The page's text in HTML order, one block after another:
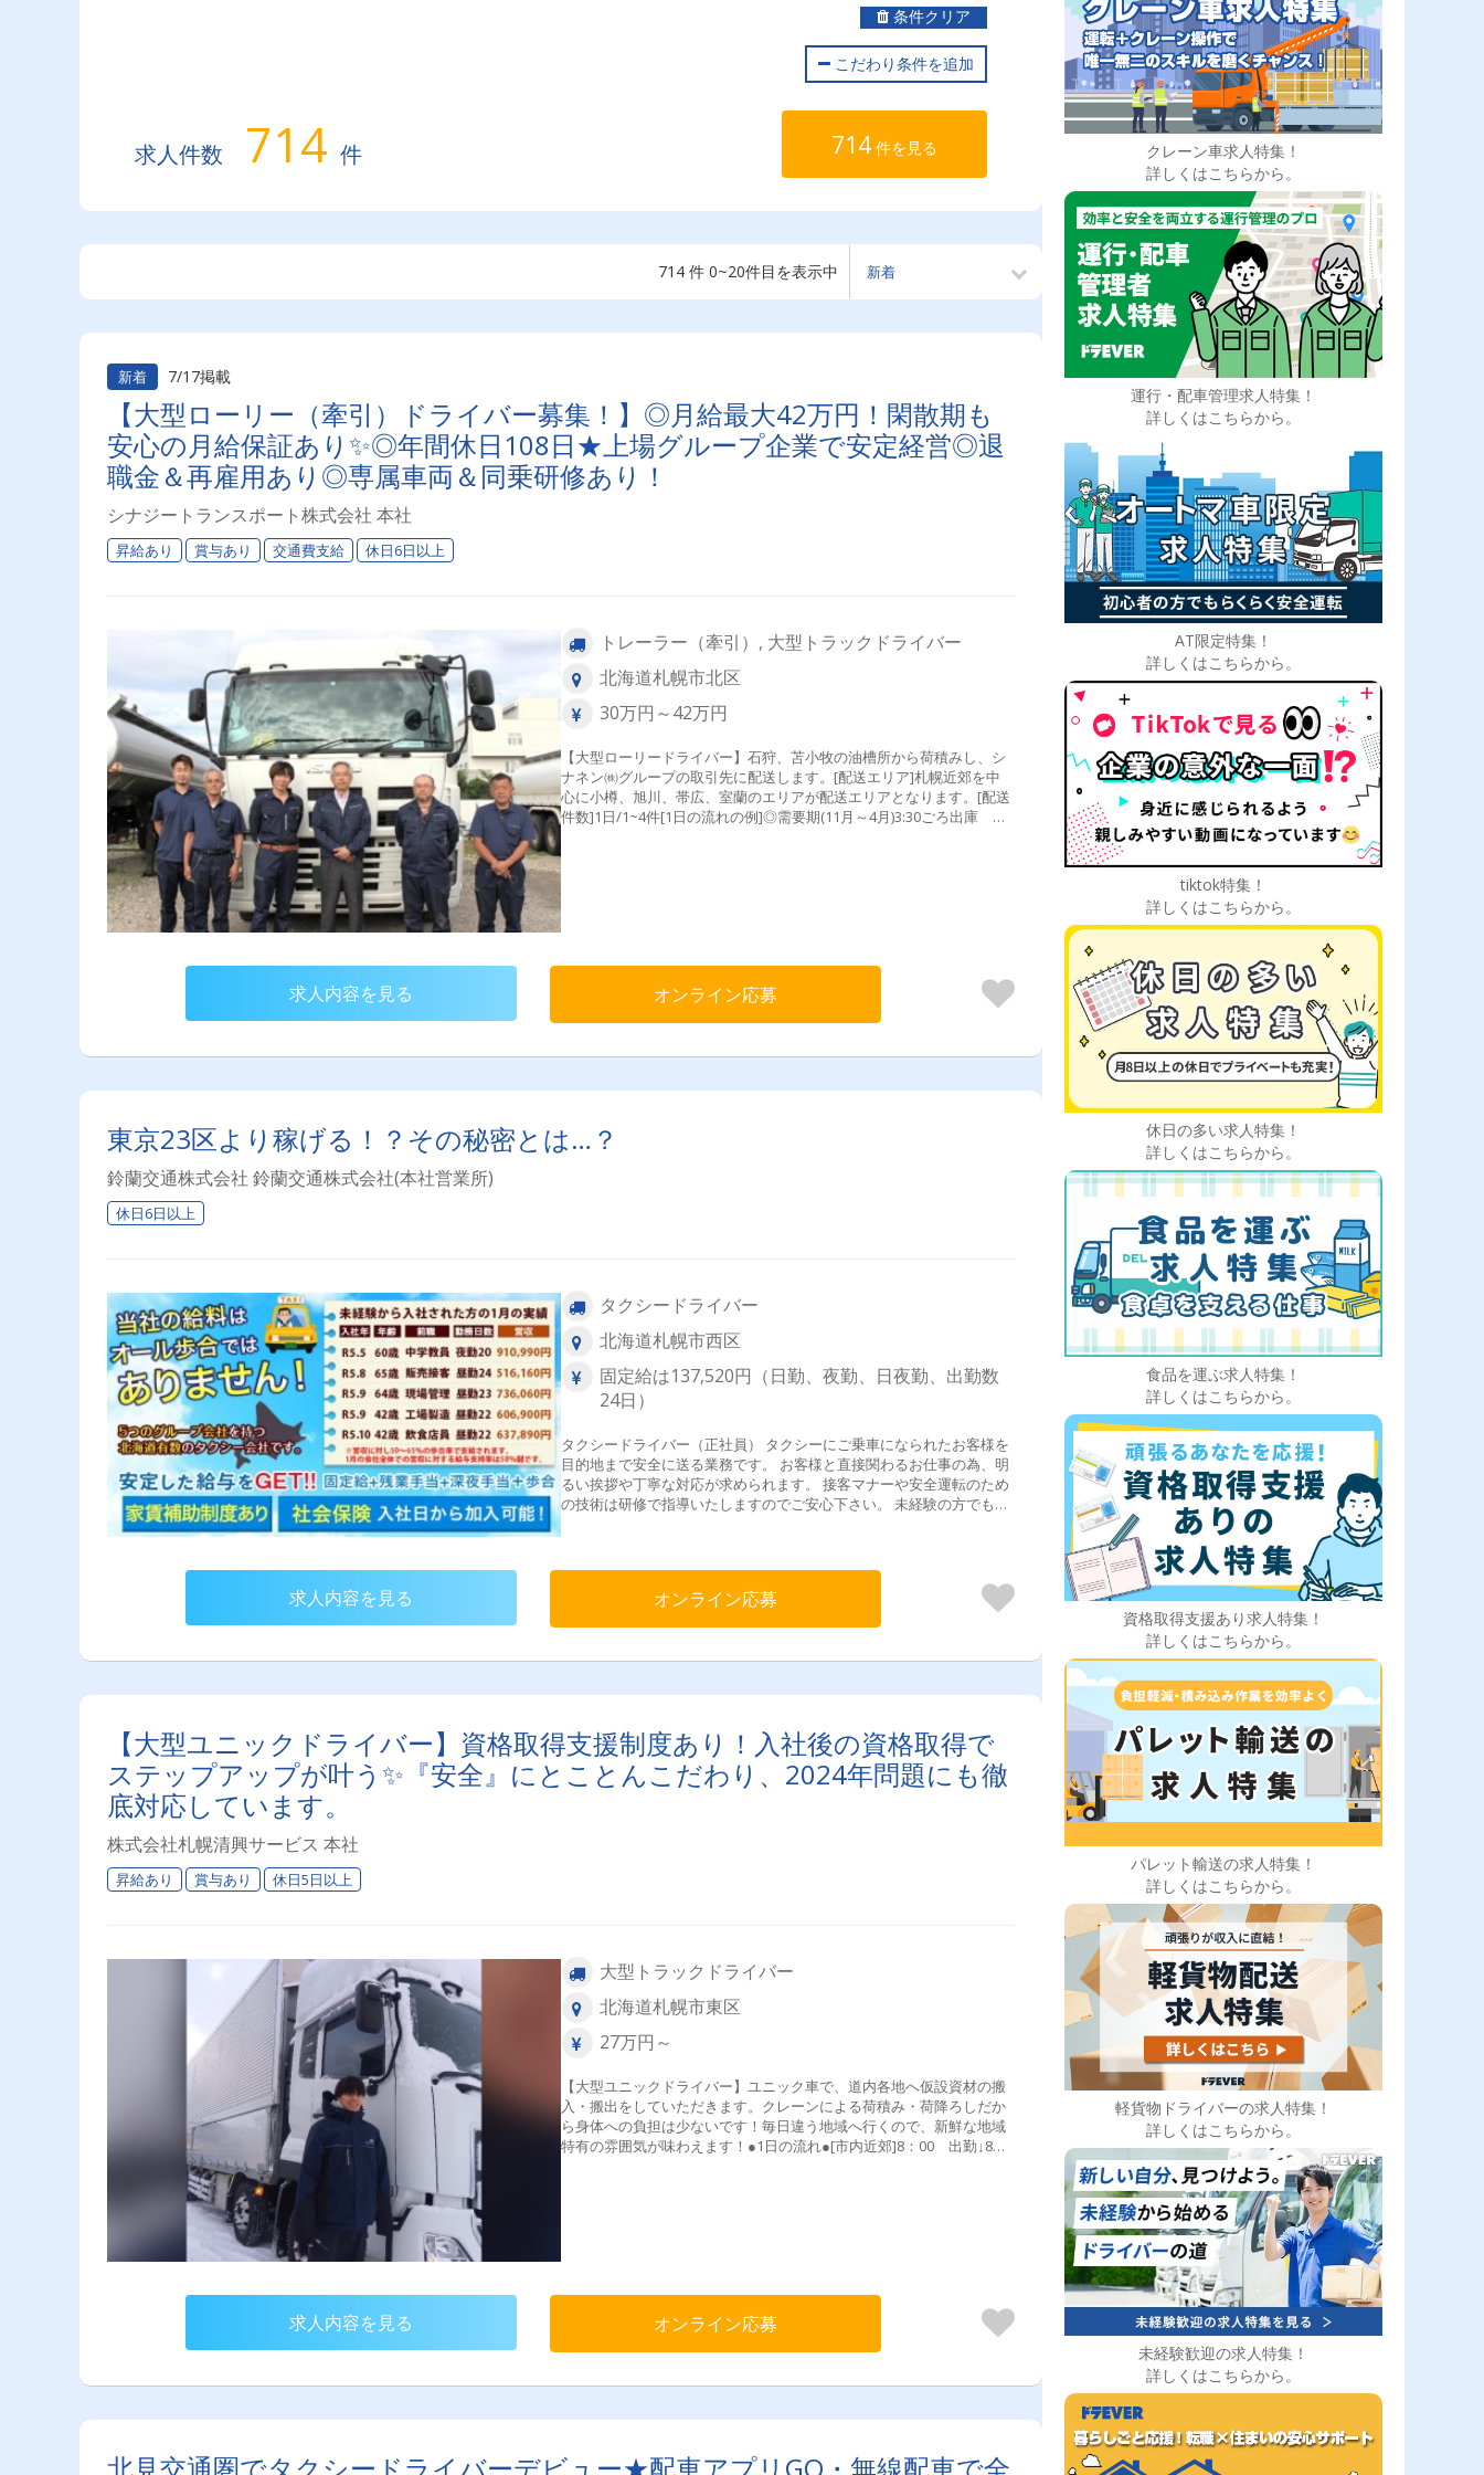
条件クリア
こだわり条件を追加
求人件数 714 件 714 件を見る
714 件 0~20件目を表示中
新着 7/17掲載
【大型ローリー（牽引）ドライバー募集！】◎月給最大42万円！閑散期も
安心の月給保証あり✨◎年間休日108日★上場グループ企業で安定経営◎退
職金＆再雇用あり◎専属車両＆同乗研修あり！
シナジートランスポート株式会社 本社
昇給あり 賞与あり 交通費支給 休日6日以上
トレーラー（牽引）, 大型トラックドライバー
北海道札幌市北区
30万円～42万円
【大型ローリードライバー】石狩、苫小牧の油槽所から荷積みし、シ
ナネン㈱グループの取引先に配送します。[配送エリア]札幌近郊を中
心に小樽、旭川、帯広、室蘭のエリアが配送エリアとなります。[配送
件数]1日/1~4件[1日の流れの例]◎需要期(11月～4月)3:30ごろ出庫
↓14:00ころ帰社
求人内容を見る オンライン応募
東京23区より稼げる！？その秘密とは…？
鈴蘭交通株式会社 鈴蘭交通株式会社(本社営業所)
休日6日以上
タクシードライバー
北海道札幌市西区
固定給は137,520円（日勤、夜勤、日夜勤、出勤数
24日）
タクシードライバー（正社員） タクシーにご乗車になられたお客様を
目的地まで安全に送る業務です。 お客様と直接関わるお仕事の為、明
るい挨拶や丁寧な対応が求められます。 接客マナーや安全運転のため
の技術は研修で指導いたしますのでご安心下さい。 未経験の方でも、
運転が好きな方は大歓迎！お気軽にご応募ください。
求人内容を見る オンライン応募
【大型ユニックドライバー】資格取得支援制度あり！入社後の資格取得で
ステップアップが叶う✨『安全』にとことんこだわり、2024年問題にも徹
底対応しています。
株式会社札幌清興サービス 本社
昇給あり 賞与あり 休日5日以上
大型トラックドライバー
北海道札幌市東区
27万円～
【大型ユニックドライバー】ユニック車で、道内各地へ仮設資材の搬
入・搬出をしていただきます。クレーンによる荷積み・荷降ろしだか
ら身体への負担は少ないです！毎日違う地域へ行くので、新鮮な地域
特有の雰囲気が味わえます！●1日の流れ●[市内近郊]8：00 出勤↓8：
求人内容を見る オンライン応募
クレーン車求人特集！
詳しくはこちらから。
運行・配車管理求人特集！
詳しくはこちらから。
AT限定特集！
詳しくはこちらから。
tiktok特集！
詳しくはこちらから。
休日の多い求人特集！
詳しくはこちらから。
食品を運ぶ求人特集！
詳しくはこちらから。
資格取得支援あり求人特集！
詳しくはこちらから。
パレット輸送の求人特集！
詳しくはこちらから。
軽貨物ドライバーの求人特集！
詳しくはこちらから。
未経験歓迎の求人特集！
詳しくはこちらから。